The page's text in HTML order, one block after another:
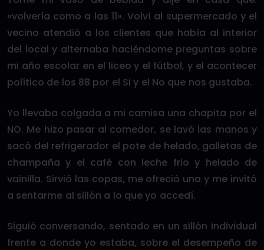
«volvería como a las 11». Volví al supermercado y el
vecino atendió a los clientes que había al interior
del local y alternaba haciéndome preguntas sobre
mi año escolar en el liceo y el fútbol, y el acontecer
político de los 88 por el Si y el No que nos gustaba.
Yo llevaba colgada a mi camisa una chapita por el
NO. Me hizo pasar al comedor, se lavó las manos y
sacó del refrigerador el pote de helado, galletas de
champaña y el café con leche frio y helado de
vainilla. Sirvió las copas, me ofreció una y me invitó
a sentarme al sillón a lo que yo accedí.
Siguió conversando, sentado en un sillón individual
frente a donde yo estaba, sobre el desempeño de